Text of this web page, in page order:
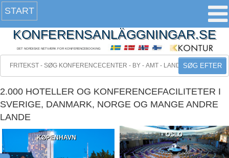
START
KONFERENSANLÄGGNINGAR.SE
DET NORDISKE NETVÆRK FOR KONFERENCEBOOKING
SØG EFTER
2.000 HOTELLER OG KONFERENCEFACILITETER I
SVERIGE, DANMARK, NORGE OG MANGE ANDRE
LANDE
KØPENHAVN OSLO